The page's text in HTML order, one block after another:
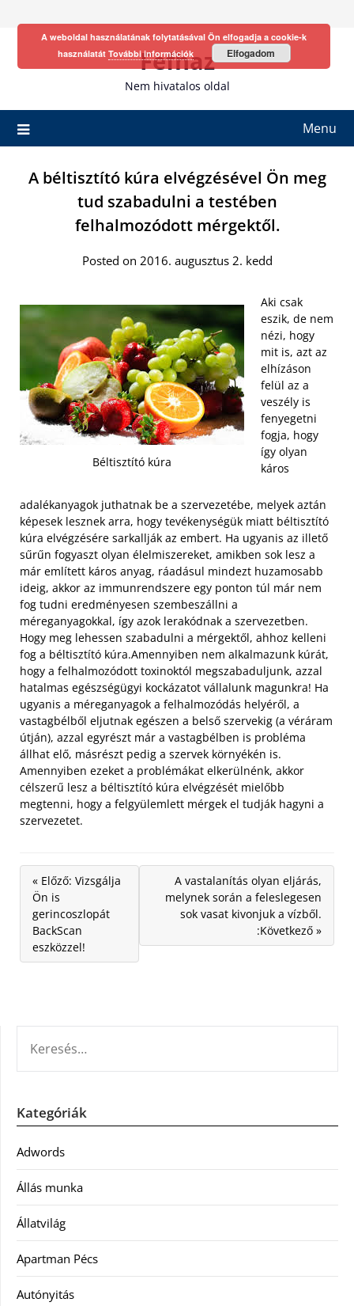
Fefhaz
Nem hivatalos oldal
Menu
A béltisztító kúra elvégzésével Ön meg
tud szabadulni a testében
felhalmozódott mérgektől.
Posted on 2016. augusztus 2. kedd
Béltisztító kúra
Aki csak
eszik, de nem
nézi, hogy
mit is, azt az
elhízáson
felül az a
veszély is
fenyegetni
fogja, hogy
így olyan
káros
adalékanyagok juthatnak be a szervezetébe, melyek aztán
képesek lesznek arra, hogy tevékenységük miatt béltisztító
kúra elvégzésére sarkallják az embert. Ha ugyanis az illető
sűrűn fogyaszt olyan élelmiszereket, amikben sok lesz a
már említett káros anyag, ráadásul mindezt huzamosabb
ideig, akkor az immunrendszere egy ponton túl már nem
fog tudni eredményesen szembeszállni a
méreganyagokkal, így azok lerakódnak a szervezetben.
Hogy meg lehessen szabadulni a mérgektől, ahhoz kelleni
fog a béltisztító kúra.Amennyiben nem alkalmazunk kúrát,
hogy a felhalmozódott toxinoktól megszabaduljunk, azzal
hatalmas egészségügyi kockázatot vállalunk magunkra! Ha
ugyanis a méreganyagok a felhalmozódás helyéről, a
vastagbélből eljutnak egészen a belső szervekig (a véráram
útján), azzal egyrészt már a vastagbélben is probléma
állhat elő, másrészt pedig a szervek környékén is.
Amennyiben ezeket a problémákat elkerülnénk, akkor
célszerű lesz a béltisztító kúra elvégzését mielőbb
megtenni, hogy a felgyülemlett mérgek el tudják hagyni a
szervezetet.
« Előző: Vizsgálja
Ön is
gerincoszlopát
BackScan
eszközzel!
A vastalanítás olyan eljárás,
melynek során a feleslegesen
sok vasat kivonjuk a vízből.
:Következő »
Kategóriák
Adwords
Állás munka
Állatvilág
Apartman Pécs
Autónyitás
A weboldal használatának folytatásával Ön elfogadja a cookie-k
használatát További információk Elfogadom